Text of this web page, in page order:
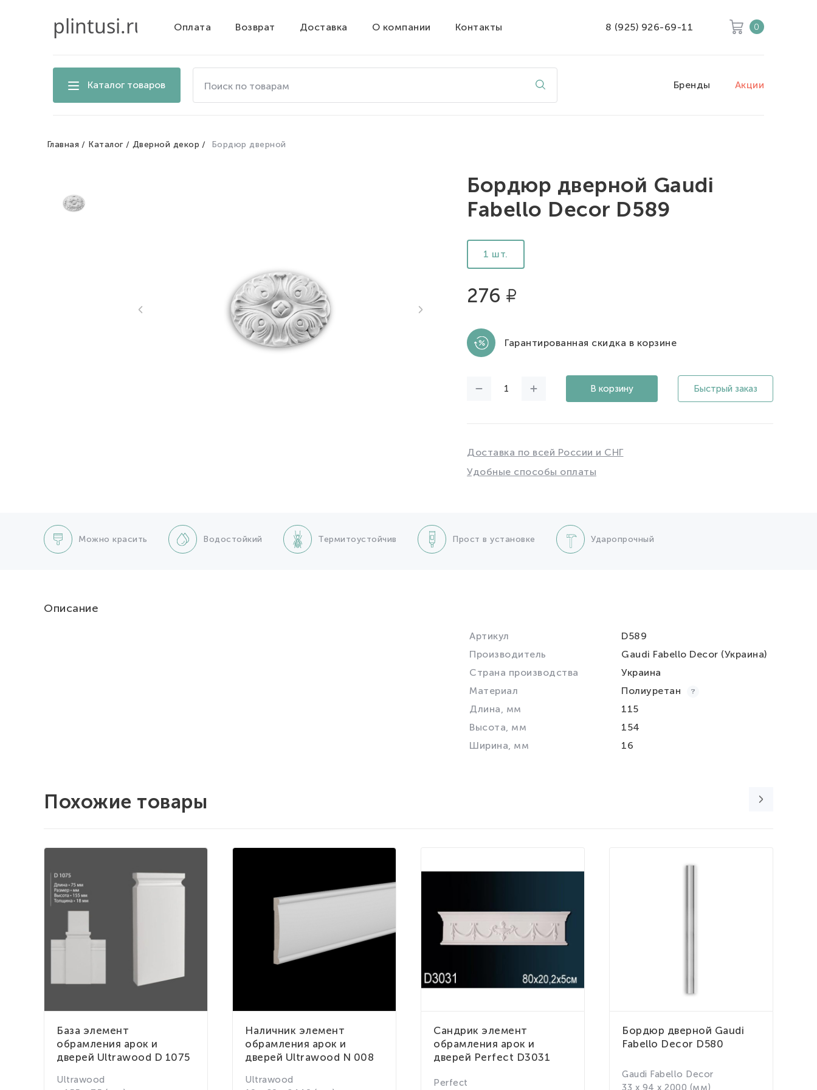
Оплата Возврат Доставка О компании Контакты 8 (925) 926-69-11 0
Каталог товаров
товарам
Бренды Акции
Главная Каталог Дверной декор Бордюр дверной
Бордюр дверной Gaudi
Fabello Decor D589
1 шт.
276
Гарантированная скидка в корзине
В корзину Быстрый заказ
Доставка по всей России и СНГ
Удобные способы оплаты
Можно красить Водостойкий Термитоустойчив Прост в установке Ударопрочный
Описание
Артикул
D589
Производитель
Gaudi Fabello Decor (Украина)
Страна производства
Украина
Материал
Полиуретан
Длина, мм
115
Высота, мм
154
Ширина, мм
16
Похожие товары
База элемент
обрамления арок и
дверей Ultrawood D 1075
Ultrawood
Наличник элемент
обрамления арок и
дверей Ultrawood N 008
Ultrawood
Сандрик элемент
обрамления арок и
дверей Perfect D3031
Perfect
Бордюр дверной Gaudi
Fabello Decor D580
Gaudi Fabello Decor
33 x 94 x 2000 (мм)